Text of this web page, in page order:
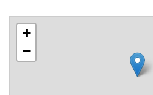
+
−